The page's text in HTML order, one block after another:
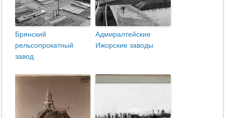
Брянский
рельсопрокатный
завод
Адмиралтейские
Ижорские заводы